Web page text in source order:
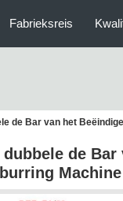
Fabrieksreis
de Bar van het
dubbele de